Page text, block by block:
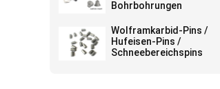
Bohrbohrungen
Wolframkarbid-Pins /
Hufeisen-Pins /
Schneebereichspins